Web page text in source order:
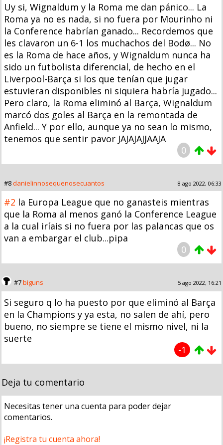
Uy si, Wignaldum y la Roma me dan pánico... La
Roma ya no es nada, si no fuera por Mourinho ni
la Conference habrían ganado... Recordemos que
les clavaron un 6-1 los muchachos del Bodø... No
es la Roma de hace años, y Wignaldum nunca ha
sido un futbolista diferencial, de hecho en el
Liverpool-Barça si los que tenían que jugar
estuvieran disponibles ni siquiera habría jugado...
Pero claro, la Roma eliminó al Barça, Wignaldum
marcó dos goles al Barça en la remontada de
Anfield... Y por ello, aunque ya no sean lo mismo,
tenemos que sentir pavor JAJAJAJJAAJA
0
#8danielinnosequenosecuantos 8 ago 2022, 06:33
#2 la Europa League que no ganasteis mientras
que la Roma al menos ganó la Conference League
a la cual iríais si no fuera por las palancas que os
van a embargar el club...pipa
0
#7biguns 5 ago 2022, 16:21
Si seguro q lo ha puesto por que eliminó al Barça
en la Champions y ya esta, no salen de ahí, pero
bueno, no siempre se tiene el mismo nivel, ni la
suerte
-1
Deja tu comentario
Necesitas tener una cuenta para poder dejar
comentarios.
¡Registra tu cuenta ahora!